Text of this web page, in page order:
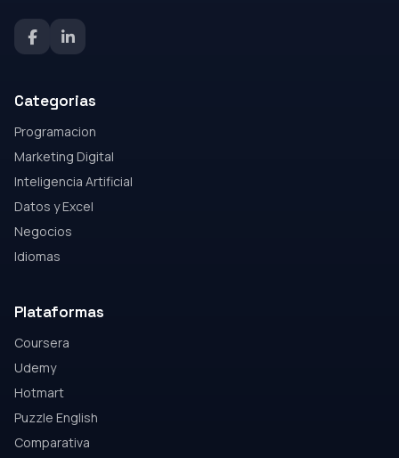
Categorias
Programacion
Marketing Digital
Inteligencia Artificial
Datos y Excel
Negocios
Idiomas
Plataformas
Coursera
Udemy
Hotmart
Puzzle English
Comparativa